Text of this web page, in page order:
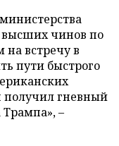
высших чинов по
встречу в
пути быстрого
получил гневный
–